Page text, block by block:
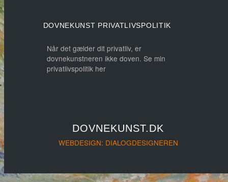
DOVNEKUNST PRIVATLIVSPOLITIK
Når det gælder dit privatliv, er
dovnekunstneren ikke doven. Se min
privatlivspolitik her
DOVNEKUNST.DK
WEBDESIGN: DIALOGDESIGNEREN